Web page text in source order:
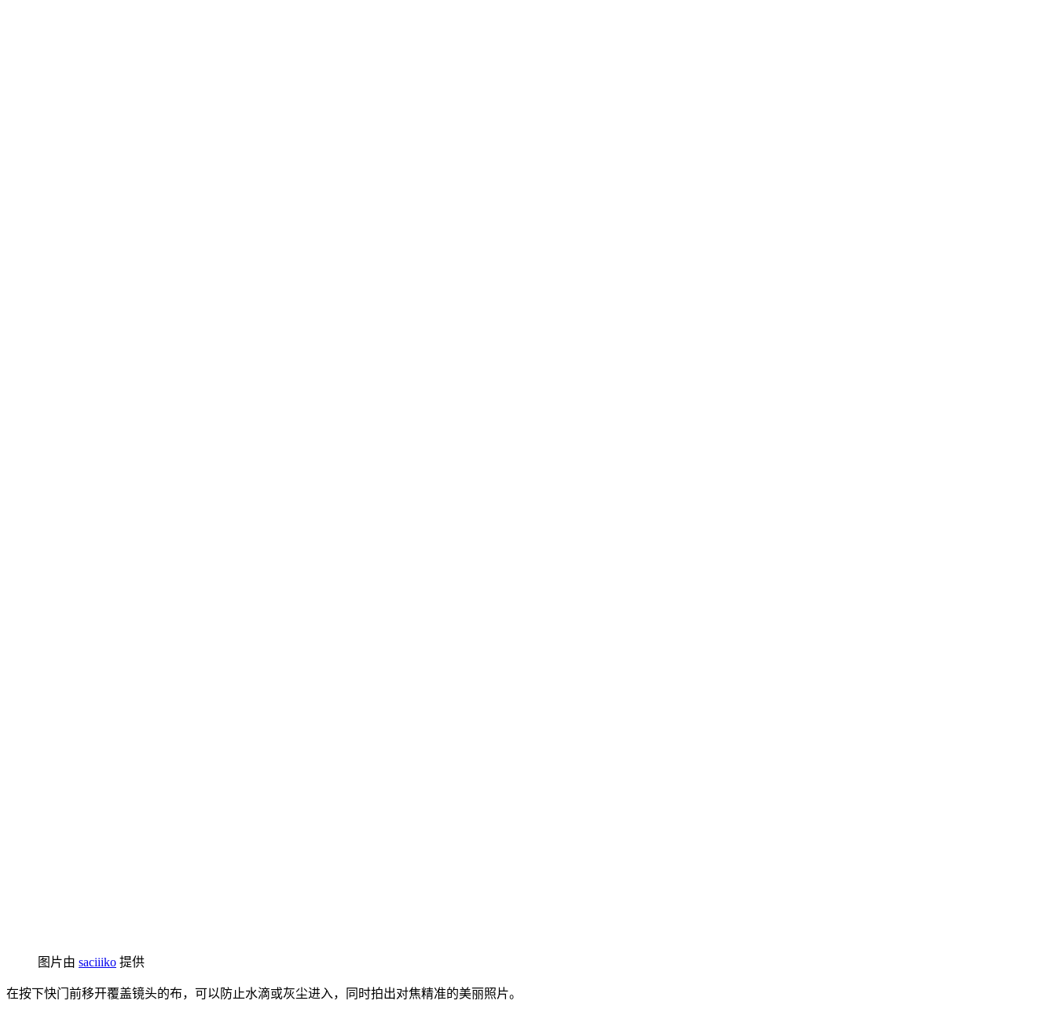
图片由 saciiiko 提供
在按下快门前移开覆盖镜头的布，可以防止水滴或灰尘进入，同时拍出对焦精准的美丽照片。